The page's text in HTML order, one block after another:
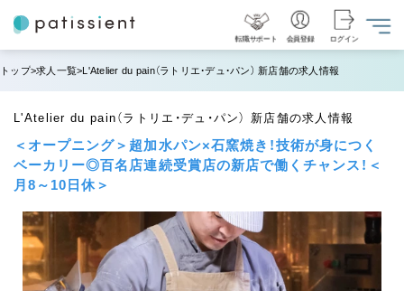
転職サポート 会員登録 ログイン
トップ 求人一覧 L'Atelier du pain（ラトリエ・デュ・パン） 新店舗の求人情報
L'Atelier du pain（ラトリエ・デュ・パン） 新店舗の求人情報
＜オープニング＞超加水パン×石窯焼き！技術が身につく
ベーカリー◎百名店連続受賞店の新店で働くチャンス！＜
月8～10日休＞